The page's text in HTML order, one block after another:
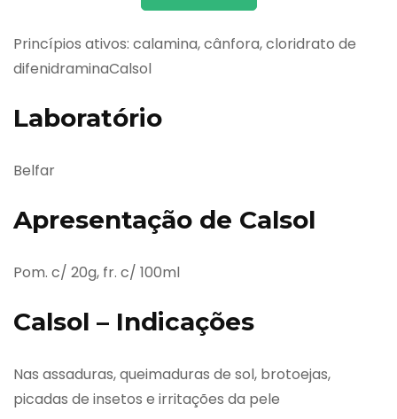
Princípios ativos: calamina, cânfora, cloridrato de
difenidraminaCalsol
Laboratório
Belfar
Apresentação de Calsol
Pom. c/ 20g, fr. c/ 100ml
Calsol – Indicações
Nas assaduras, queimaduras de sol, brotoejas,
picadas de insetos e irritações da pele